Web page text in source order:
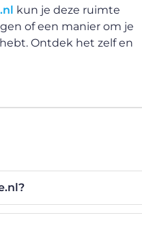
kun je deze ruimte
of een manier om je
Ontdek het zelf en